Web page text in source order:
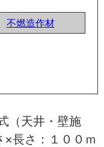
不燃造作材
（天井・壁施
長さ：１００ｍ